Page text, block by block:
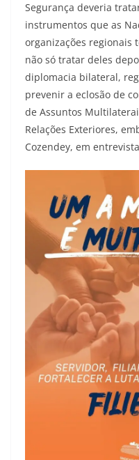
Segurança deveria
instrumentos que as
organizações regionais
não só tratar deles
diplomacia bilateral,
prevenir a eclosão de
de Assuntos
Relações Exteriores,
Cozendey, em